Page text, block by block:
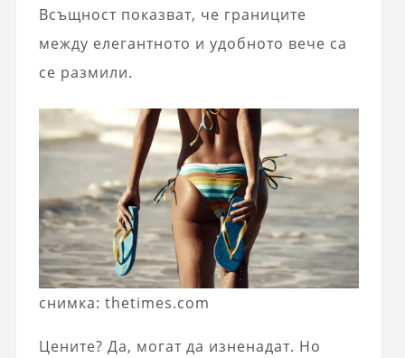
Всъщност показват, че границите
между елегантното и удобното вече са
се размили.
снимка: thetimes.com
Цените? Да, могат да изненадат. Но